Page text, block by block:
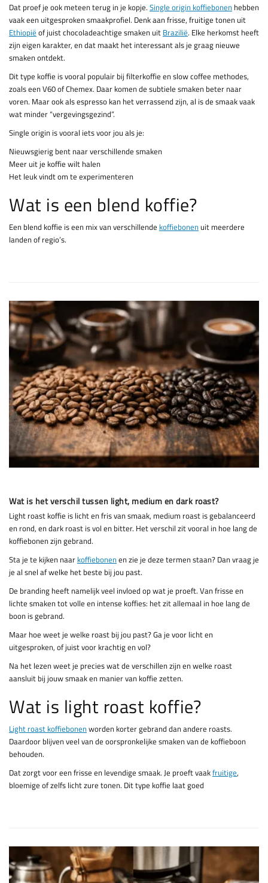
Dat proef je ook meteen terug in je kopje. Single origin koffiebonen hebben
vaak een uitgesproken smaakprofiel. Denk aan frisse, fruitige tonen uit
Ethiopië of juist chocoladeachtige smaken uit Brazilië. Elke herkomst heeft
zijn eigen karakter, en dat maakt het interessant als je graag nieuwe
smaken ontdekt.
Dit type koffie is vooral populair bij filterkoffie en slow coffee methodes,
zoals een V60 of Chemex. Daar komen de subtiele smaken beter naar
voren. Maar ook als espresso kan het verrassend zijn, al is de smaak vaak
wat minder “vergevingsgezind”.
Single origin is vooral iets voor jou als je:
Nieuwsgierig bent naar verschillende smaken
Meer uit je koffie wilt halen
Het leuk vindt om te experimenteren
Wat is een blend koffie?
Een blend koffie is een mix van verschillende koffiebonenuit meerdere
landen of regio’s.
Wat is het verschil tussen light, medium en dark roast?
Light roast koffie is licht en fris van smaak, medium roast is gebalanceerd
en rond, en dark roast is vol en bitter. Het verschil zit vooral in hoe lang de
koffiebonen zijn gebrand.
Sta je te kijken naar koffiebonenen zie je deze termen staan? Dan vraag je
je al snel af welke het beste bij jou past.
De branding heeft namelijk veel invloed op wat je proeft. Van frisse en
lichte smaken tot volle en intense koffies: het zit allemaal in hoe lang de
boon is gebrand.
Maar hoe weet je welke roast bij jou past? Ga je voor licht en
uitgesproken, of juist voor krachtig en vol?
Na het lezen weet je precies wat de verschillen zijn en welke roast
aansluit bij jouw smaak en manier van koffie zetten.
Wat is light roast koffie?
Light roast koffiebonenworden korter gebrand dan andere roasts.
Daardoor blijven veel van de oorspronkelijke smaken van de koffieboon
behouden.
Dat zorgt voor een frisse en levendige smaak. Je proeft vaakfruitige,
bloemige of zelfs licht zure tonen. Dit type koffie laat goed